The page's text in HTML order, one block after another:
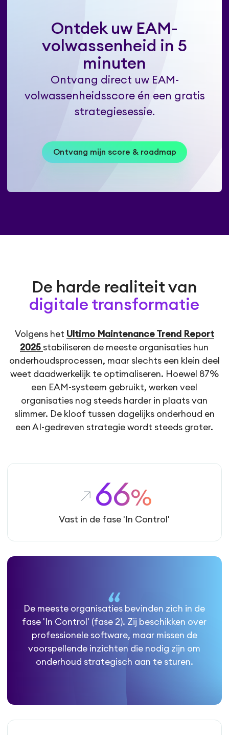
Ontdek uw EAM-
volwassenheid in 5
minuten
Ontvang direct uw EAM-
volwassenheidsscore én een gratis
strategiesessie.
Ontvang mijn score & roadmap
De harde realiteit van
digitale transformatie
Volgens het Ultimo Maintenance Trend Report
2025 stabiliseren de meeste organisaties hun
onderhoudsprocessen, maar slechts een klein deel
weet daadwerkelijk te optimaliseren. Hoewel 87%
een EAM-systeem gebruikt, werken veel
organisaties nog steeds harder in plaats van
slimmer. De kloof tussen dagelijks onderhoud en
een AI-gedreven strategie wordt steeds groter.
66%
Vast in de fase 'In Control'
De meeste organisaties bevinden zich in de
fase 'In Control' (fase 2). Zij beschikken over
professionele software, maar missen de
voorspellende inzichten die nodig zijn om
onderhoud strategisch aan te sturen.